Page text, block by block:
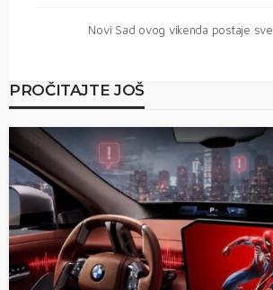
Novi Sad ovog vikenda postaje
PROČITAJTE JOŠ